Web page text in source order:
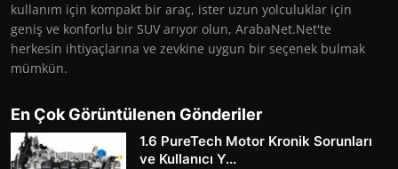
kullanım için kompakt bir araç, ister uzun yolculuklar için
geniş ve konforlu bir SUV arıyor olun, ArabaNet.Net'te
herkesin ihtiyaçlarına ve zevkine uygun bir seçenek bulmak
mümkün.
En Çok Görüntülenen Gönderiler
1.6 PureTech Motor Kronik Sorunları
ve Kullanıcı Y...